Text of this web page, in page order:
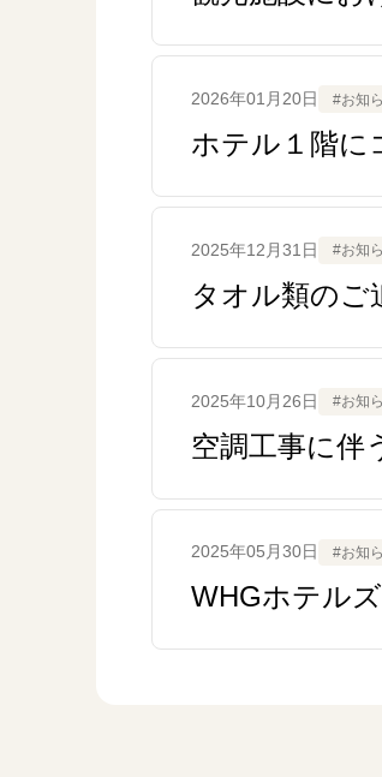
2026年01月20日 #お知
ホテル１階に
2025年12月31日 #お知
タオル類のご
2025年10月26日 #お知
空調工事に伴
2025年05月30日 #お知
WHGホテル